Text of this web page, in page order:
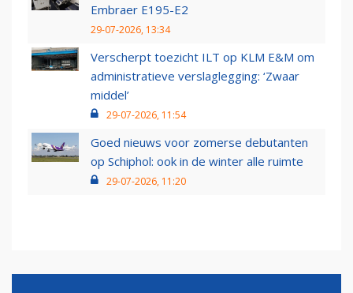
Embraer E195-E2
29-07-2026, 13:34
Verscherpt toezicht ILT op KLM E&M om
administratieve verslaglegging: ‘Zwaar
middel’
29-07-2026, 11:54
Goed nieuws voor zomerse debutanten
op Schiphol: ook in de winter alle ruimte
29-07-2026, 11:20